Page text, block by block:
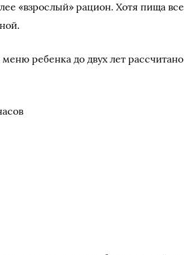
«взрослый» рацион. Хотя пища
ребенка до двух лет